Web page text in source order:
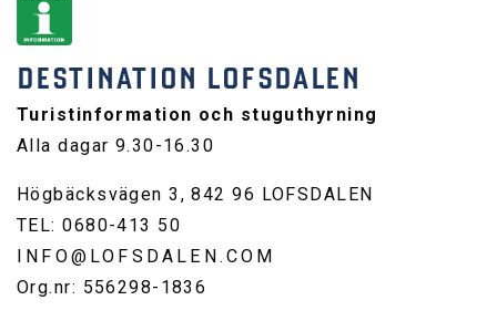
DESTINATION LOFSDALEN
Turistinformation och stuguthyrning
Alla dagar 9.30-16.30
Högbäcksvägen 3, 842 96 LOFSDALEN
TEL: 0680-413 50
INFO@LOFSDALEN.COM
Org.nr: 556298-1836